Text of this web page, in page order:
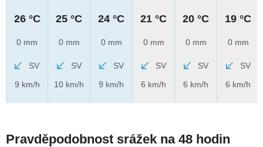
26 °C
0 mm
SV
9 km/h
25 °C
0 mm
SV
10 km/h
24 °C
0 mm
SV
9 km/h
21 °C
0 mm
SV
6 km/h
20 °C
0 mm
SV
6 km/h
19 °C
0 mm
SV
6 km/h
Pravděpodobnost srážek na 48 hodin